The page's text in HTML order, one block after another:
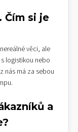
Čím si je
věci, ale
logistikou nebo
nás má za sebou
a